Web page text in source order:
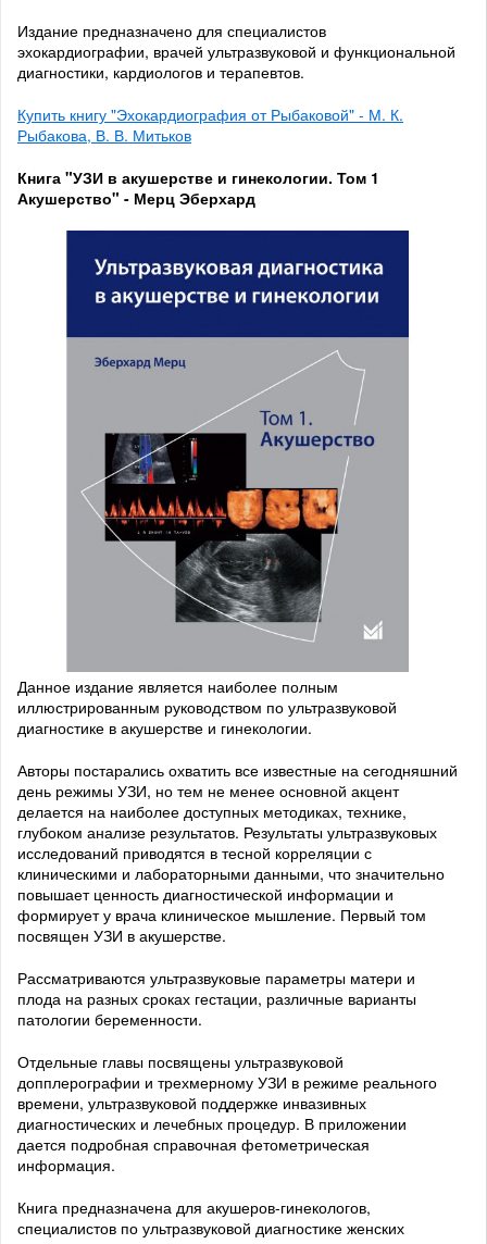
Издание предназначено для специалистов
эхокардиографии, врачей ультразвуковой и функциональной
диагностики, кардиологов и терапевтов.
Купить книгу "Эхокардиография от Рыбаковой" - М. К.
Рыбакова, В. В. Митьков
Книга "УЗИ в акушерстве и гинекологии. Том 1
Акушерство" - Мерц Эберхард
Данное издание является наиболее полным
иллюстрированным руководством по ультразвуковой
диагностике в акушерстве и гинекологии.
Авторы постарались охватить все известные на сегодняшний
день режимы УЗИ, но тем не менее основной акцент
делается на наиболее доступных методиках, технике,
глубоком анализе результатов. Результаты ультразвуковых
исследований приводятся в тесной корреляции с
клиническими и лабораторными данными, что значительно
повышает ценность диагностической информации и
формирует у врача клиническое мышление. Первый том
посвящен УЗИ в акушерстве.
Рассматриваются ультразвуковые параметры матери и
плода на разных сроках гестации, различные варианты
патологии беременности.
Отдельные главы посвящены ультразвуковой
допплерографии и трехмерному УЗИ в режиме реального
времени, ультразвуковой поддержке инвазивных
диагностических и лечебных процедур. В приложении
дается подробная справочная фетометрическая
информация.
Книга предназначена для акушеров-гинекологов,
специалистов по ультразвуковой диагностике женских